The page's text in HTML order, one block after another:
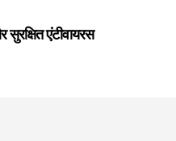
एंटीवायरस